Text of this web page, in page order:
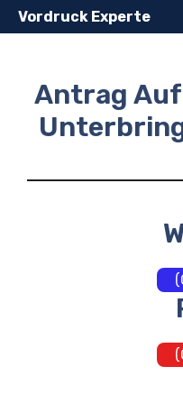
Zum
Inhalt
Vordruck Experte
Antrag Auf